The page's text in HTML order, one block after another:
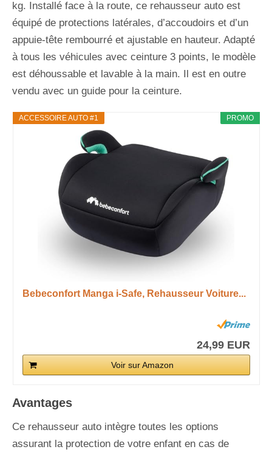
kg. Installé face à la route, ce rehausseur auto est
équipé de protections latérales, d’accoudoirs et d’un
appuie-tête rembourré et ajustable en hauteur. Adapté
à tous les véhicules avec ceinture 3 points, le modèle
est déhoussable et lavable à la main. Il est en outre
vendu avec un guide pour la ceinture.
PROMO
ACCESSOIRE AUTO #1
Bebeconfort Manga i-Safe, Rehausseur Voiture...
24,99 EUR
Voir sur Amazon
Avantages
Ce rehausseur auto intègre toutes les options
assurant la protection de votre enfant en cas de